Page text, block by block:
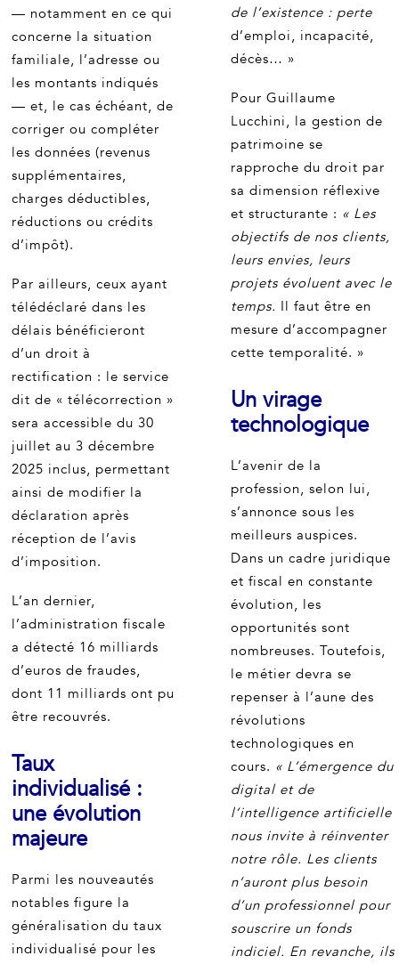
de l’existence : perte
d’emploi, incapacité,
décès… »
Pour Guillaume
Lucchini, la gestion de
patrimoine se
rapproche du droit par
sa dimension réflexive
et structurante : « Les
objectifs de nos clients,
leurs envies, leurs
projets évoluent avec le
temps. Il faut être en
mesure d’accompagner
cette temporalité. »
Un virage
technologique
L’avenir de la
profession, selon lui,
s’annonce sous les
meilleurs auspices.
Dans un cadre juridique
et fiscal en constante
évolution, les
opportunités sont
nombreuses. Toutefois,
le métier devra se
repenser à l’aune des
révolutions
technologiques en
cours. « L’émergence du
digital et de
l’intelligence artificielle
nous invite à réinventer
notre rôle. Les clients
n’auront plus besoin
d’un professionnel pour
souscrire un fonds
indiciel. En revanche, ils
— notamment en ce qui
concerne la situation
familiale, l’adresse ou
les montants indiqués
— et, le cas échéant, de
corriger ou compléter
les données (revenus
supplémentaires,
charges déductibles,
réductions ou crédits
d’impôt).
Par ailleurs, ceux ayant
télédéclaré dans les
délais bénéficieront
d’un droit à
rectification : le service
dit de « télécorrection »
sera accessible du 30
juillet au 3 décembre
2025 inclus, permettant
ainsi de modifier la
déclaration après
réception de l’avis
d’imposition.
L’an dernier,
l’administration fiscale
a détecté 16 milliards
d’euros de fraudes,
dont 11 milliards ont pu
être recouvrés.
Taux
individualisé :
une évolution
majeure
Parmi les nouveautés
notables figure la
généralisation du taux
individualisé pour les